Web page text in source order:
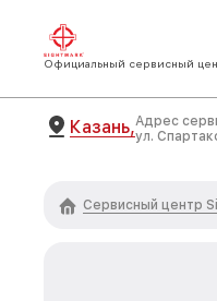
Официальный сервисный
Казань,Адрес
ул.
Сервисный центр